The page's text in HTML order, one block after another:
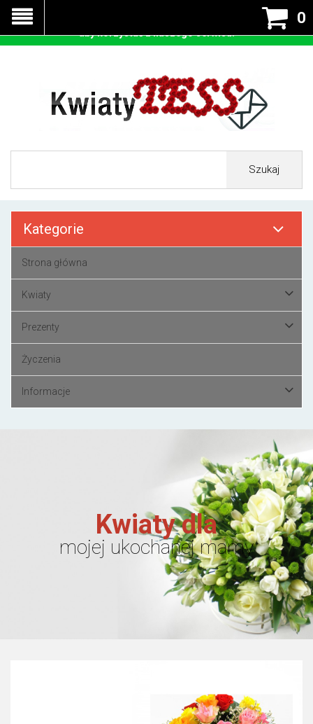
0
Szukaj
Kategorie
Strona główna
Kwiaty
Prezenty
Życzenia
Informacje
Kwiaty dla
mojej ukochanej mamy
Nasza strona korzysta z cookies - czyli tzw ciastek w celu
prawidłowego działania. Zaakceptuj przyjmowanie cookies
aby korzystać z naszego serwisu.